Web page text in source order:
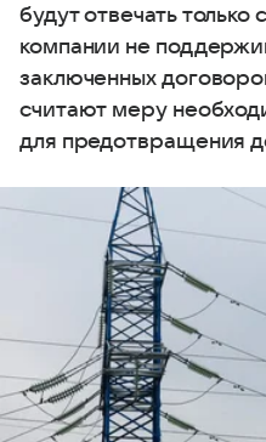
будут отвечать
компании не
заключенных
считают меру
для предотвращения